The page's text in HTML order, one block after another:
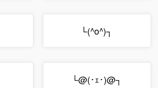
└(^o^)┐
└@(･ｪ･)@┐